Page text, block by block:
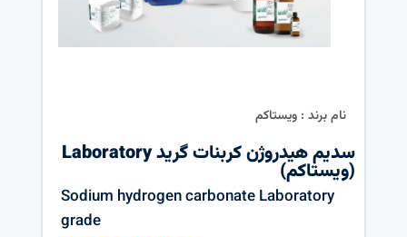
نام برند : ویستاکم
سدیم هیدروژن کربنات گرید Laboratory
(ویستاکم)
Sodium hydrogen carbonate Laboratory
grade